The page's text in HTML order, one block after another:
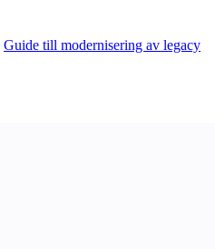
Guide till modernisering av legacy